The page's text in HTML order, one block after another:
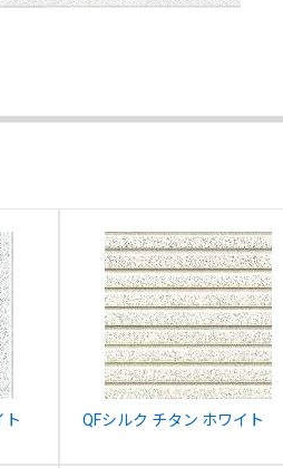
ト
QFシルク チタン ホワイト